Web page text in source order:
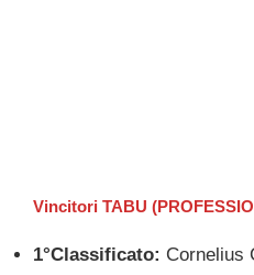
Vincitori TABU
1°Classificato: Cornelius